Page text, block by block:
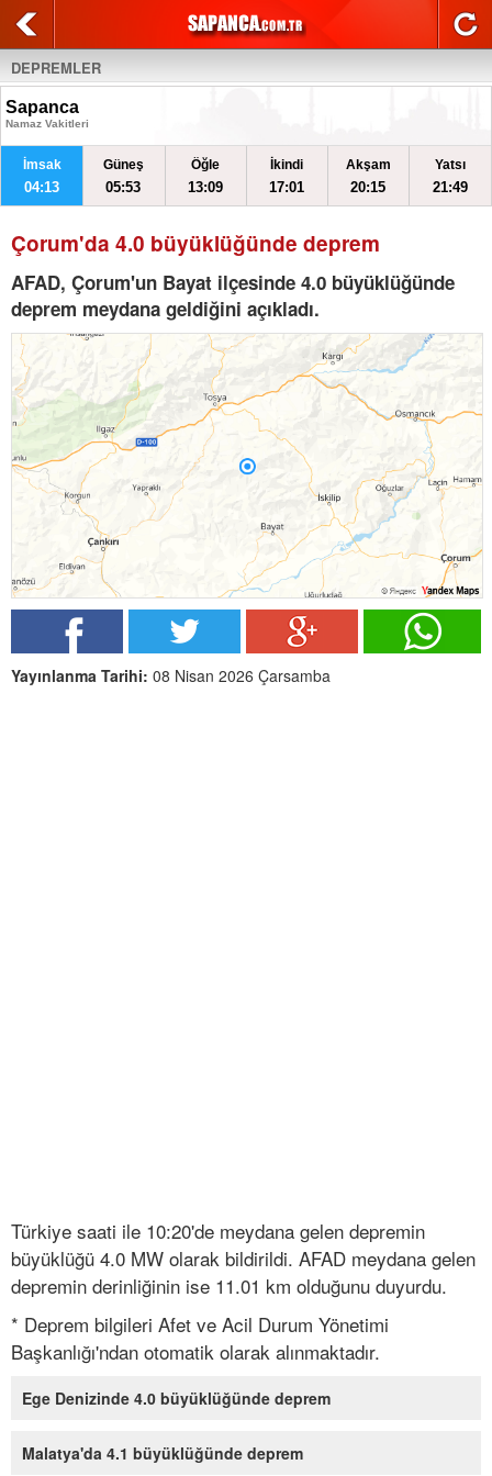
DEPREMLER
Sapanca
Namaz Vakitleri
İmsak
04:13
Güneş
05:53
Öğle
13:09
İkindi
17:01
Akşam
20:15
Yatsı
21:49
Çorum'da 4.0 büyüklüğünde deprem
AFAD, Çorum'un Bayat ilçesinde 4.0 büyüklüğünde
deprem meydana geldiğini açıkladı.
Yayınlanma Tarihi: 08 Nisan 2026 Çarsamba
Türkiye saati ile 10:20'de meydana gelen depremin
büyüklüğü 4.0 MW olarak bildirildi. AFAD meydana gelen
depremin derinliğinin ise 11.01 km olduğunu duyurdu.
* Deprem bilgileri Afet ve Acil Durum Yönetimi
Başkanlığı'ndan otomatik olarak alınmaktadır.
Ege Denizinde 4.0 büyüklüğünde deprem
Malatya'da 4.1 büyüklüğünde deprem